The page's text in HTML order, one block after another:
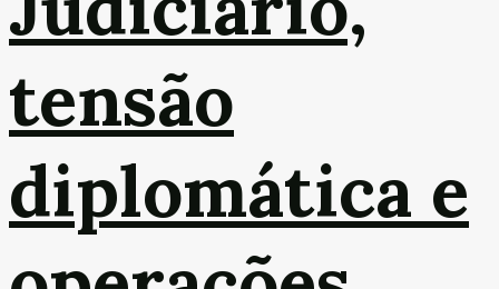
tensão
diplomática e